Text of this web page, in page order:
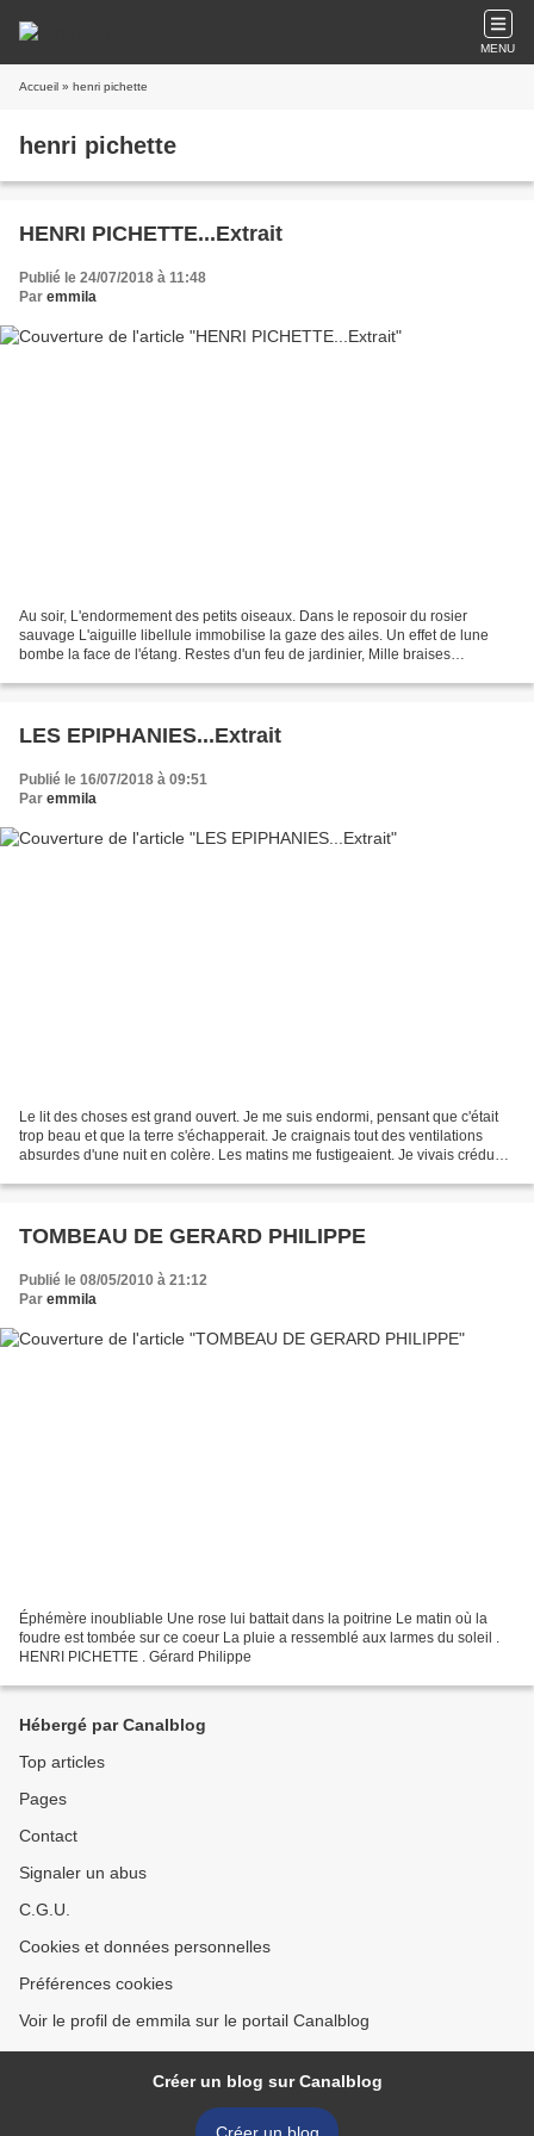
MENU
Accueil » henri pichette
henri pichette
HENRI PICHETTE...Extrait
Publié le 24/07/2018 à 11:48
Par emmila
Au soir, L'endormement des petits oiseaux. Dans le reposoir du rosier
sauvage L'aiguille libellule immobilise la gaze des ailes. Un effet de lune
bombe la face de l'étang. Restes d'un feu de jardinier, Mille braises
LES EPIPHANIES...Extrait
Publié le 16/07/2018 à 09:51
Par emmila
Le lit des choses est grand ouvert. Je me suis endormi, pensant que c'était
trop beau et que la terre s'échapperait. Je craignais tout des ventilations
absurdes d'une nuit en colère. Les matins me fustigeaient. Je vivais crédu
TOMBEAU DE GERARD PHILIPPE
Publié le 08/05/2010 à 21:12
Par emmila
Éphémère inoubliable Une rose lui battait dans la poitrine Le matin où la
foudre est tombée sur ce coeur La pluie a ressemblé aux larmes du soleil .
HENRI PICHETTE . Gérard Philippe
Hébergé par Canalblog
Top articles
Pages
Contact
Signaler un abus
C.G.U.
Cookies et données personnelles
Préférences cookies
Voir le profil de emmila sur le portail Canalblog
Créer un blog sur Canalblog